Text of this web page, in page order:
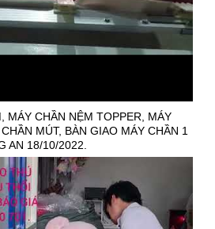
MÁY CHẦN NỆM TOPPER, MÁY
MÚT, BÀN GIAO MÁY CHẦN 1
AN 18/10/2022.